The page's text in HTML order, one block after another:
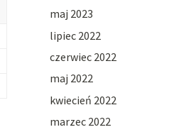
maj 2023
lipiec 2022
czerwiec 2022
maj 2022
kwiecień 2022
marzec 2022